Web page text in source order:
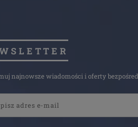
najnowsze wiadomości i oferty